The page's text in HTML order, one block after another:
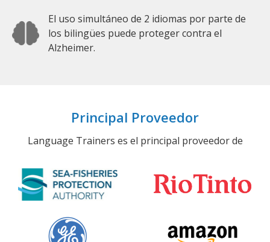
El uso simultáneo de 2 idiomas por parte de
los bilingües puede proteger contra el
Alzheimer.
Principal Proveedor
Language Trainers es el principal proveedor de